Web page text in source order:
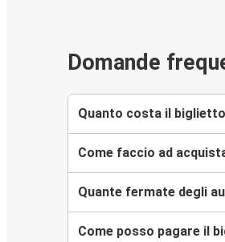
Domande
Quanto costa il
Come faccio ad
Quante fermate degli
Come posso pagare il